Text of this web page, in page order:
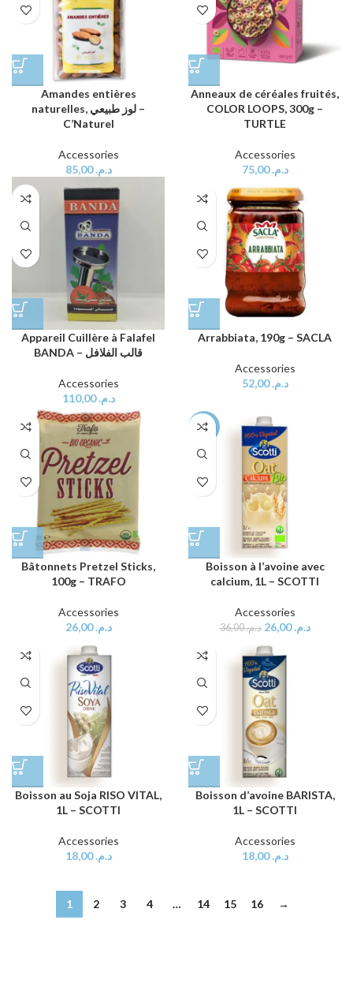
Amandes entières
naturelles, لوز طبيعي –
C’Naturel
Accessories
د.م.85,00
Anneaux de céréales fruités,
COLOR LOOPS, 300g –
TURTLE
Accessories
د.م.75,00
Appareil Cuillère à Falafel
BANDA – قالب الفلافل
Accessories
د.م.110,00
Arrabbiata, 190g – SACLA
Accessories
د.م.52,00
Bâtonnets Pretzel Sticks,
100g – TRAFO
Accessories
د.م.26,00
-28%
Boisson à l’avoine avec
calcium, 1L – SCOTTI
Accessories
د.م.36,00 د.م.26,00
Boisson au Soja RISO VITAL,
1L – SCOTTI
Accessories
د.م.18,00
Boisson d’avoine BARISTA,
1L – SCOTTI
Accessories
د.م.18,00
1 2 3 4 … 14 15 16 →